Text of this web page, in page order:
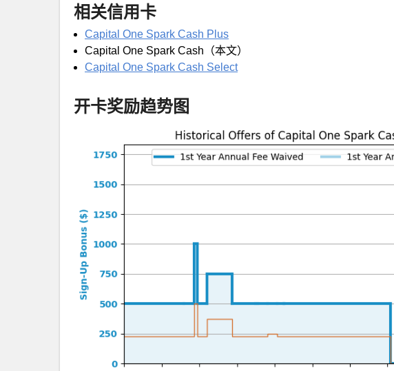
相关信用卡
Capital One Spark Cash Plus
Capital One Spark Cash（本文）
Capital One Spark Cash Select
开卡奖励趋势图